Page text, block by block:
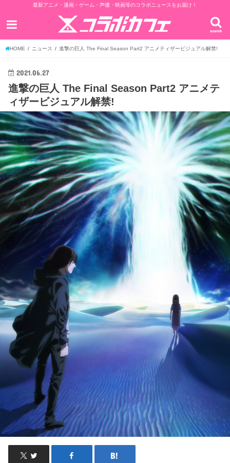
最新アニメ・漫画・ゲーム・声優・映画等のコラボニュースをお届け！
search
HOME ニュース 進撃の巨人 The Final Season Part2 アニメティザービジュアル解禁!
2021.06.27
進撃の巨人 The Final Season Part2 アニメテ
ィザービジュアル解禁!